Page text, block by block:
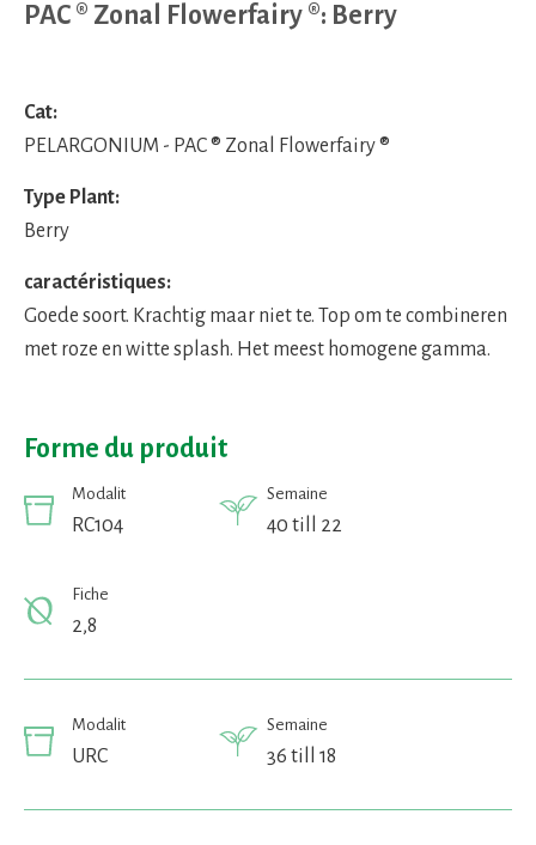
PAC ® Zonal Flowerfairy ®: Berry
Cat:
PELARGONIUM - PAC ® Zonal Flowerfairy ®
Type Plant:
Berry
caractéristiques:
Goede soort. Krachtig maar niet te. Top om te combineren
met roze en witte splash. Het meest homogene gamma.
Forme du produit
Modalit
RC104
Semaine
40 till 22
Fiche
2,8
Modalit
URC
Semaine
36 till 18